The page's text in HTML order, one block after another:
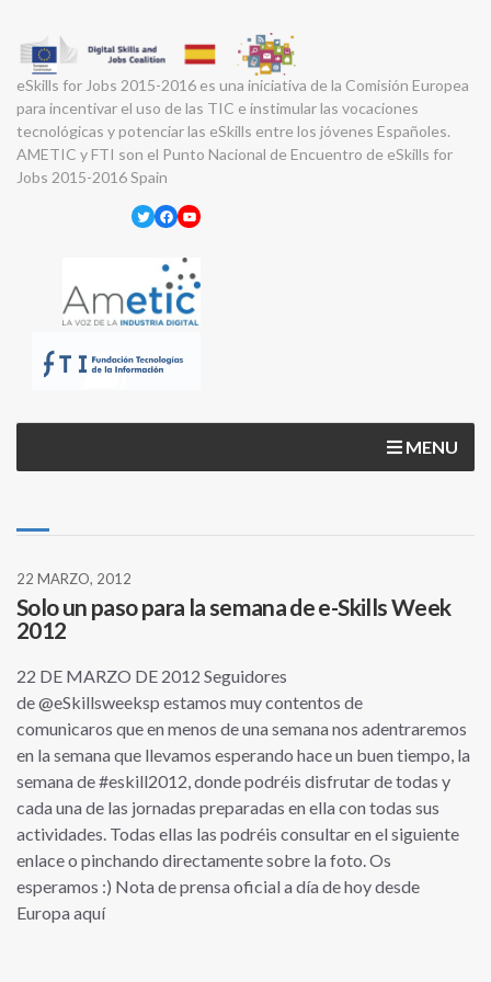
eSkills for Jobs 2015-2016 es una iniciativa de la Comisión Europea
para incentivar el uso de las TIC e instimular las vocaciones
tecnológicas y potenciar las eSkills entre los jóvenes Españoles.
AMETIC y FTI son el Punto Nacional de Encuentro de eSkills for
Jobs 2015-2016 Spain
Twitter
Facebook
YouTube
MENU
22 MARZO, 2012
Solo un paso para la semana de e-Skills Week
2012
22 DE MARZO DE 2012 Seguidores
de @eSkillsweeksp estamos muy contentos de
comunicaros que en menos de una semana nos adentraremos
en la semana que llevamos esperando hace un buen tiempo, la
semana de #eskill2012, donde podréis disfrutar de todas y
cada una de las jornadas preparadas en ella con todas sus
actividades. Todas ellas las podréis consultar en el siguiente
enlace o pinchando directamente sobre la foto. Os
esperamos :) Nota de prensa oficial a día de hoy desde
Europa aquí